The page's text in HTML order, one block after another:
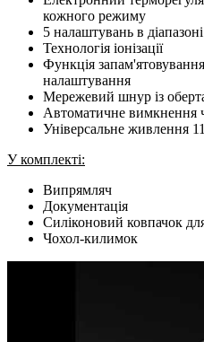
кожного режиму
5 налаштувань в
Технологія іонізації
Функція
налаштування
Мережевий шнур із
Автоматичне вимкнення
Універсальне живлення
У комплекті:
Випрямляч
Документація
Силіконовий ковпачок
Чохол-килимок